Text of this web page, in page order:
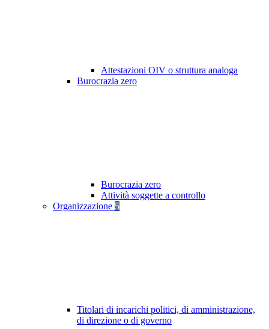
Attestazioni OIV o struttura analoga
Burocrazia zero
Burocrazia zero
Attività soggette a controllo
Organizzazione 5
Titolari di incarichi politici, di amministrazione,
di direzione o di governo